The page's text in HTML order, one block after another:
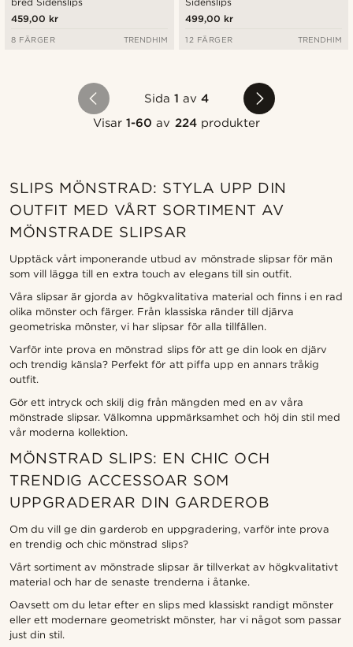
459,00 kr
8 FÄRGER TRENDHIM
499,00 kr
12 FÄRGER TRENDHIM
Sida 1 av4
Visar1-60 av 224produkter
SLIPS MÖNSTRAD: STYLA UPP DIN
OUTFIT MED VÅRT SORTIMENT AV
MÖNSTRADE SLIPSAR
Upptäck vårt imponerande utbud av mönstrade slipsar för män
som vill lägga till en extra touch av elegans till sin outfit.
Våra slipsar är gjorda av högkvalitativa material och finns i en rad
olika mönster och färger. Från klassiska ränder till djärva
geometriska mönster, vi har slipsar för alla tillfällen.
Varför inte prova en mönstrad slips för att ge din look en djärv
och trendig känsla? Perfekt för att piffa upp en annars tråkig
outfit.
Gör ett intryck och skilj dig från mängden med en av våra
mönstrade slipsar. Välkomna uppmärksamhet och höj din stil med
vår moderna kollektion.
MÖNSTRAD SLIPS: EN CHIC OCH
TRENDIG ACCESSOAR SOM
UPPGRADERAR DIN GARDEROB
Om du vill ge din garderob en uppgradering, varför inte prova
en trendig och chic mönstrad slips?
Vårt sortiment av mönstrade slipsar är tillverkat av högkvalitativt
material och har de senaste trenderna i åtanke.
Oavsett om du letar efter en slips med klassiskt randigt mönster
eller ett modernare geometriskt mönster, har vi något som passar
just din stil.